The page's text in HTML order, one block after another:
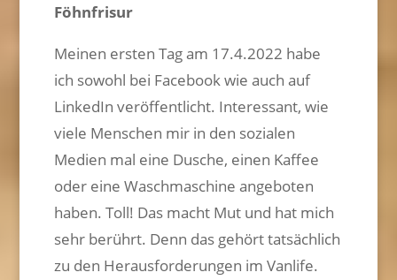
Föhnfrisur
Meinen ersten Tag am 17.4.2022 habe
ich sowohl bei Facebook wie auch auf
LinkedIn veröffentlicht. Interessant, wie
viele Menschen mir in den sozialen
Medien mal eine Dusche, einen Kaffee
oder eine Waschmaschine angeboten
haben. Toll! Das macht Mut und hat mich
sehr berührt. Denn das gehört tatsächlich
zu den Herausforderungen im Vanlife.